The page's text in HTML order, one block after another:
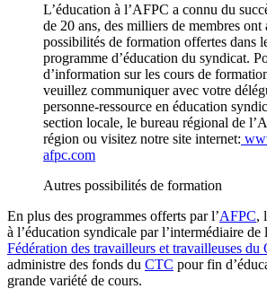
L’éducation à l’AFPC a connu du
de 20 ans, des milliers de membres ont
possibilités de formation offertes dans
programme d’éducation du syndicat.
d’information sur les cours de
veuillez communiquer avec votre
personne-ressource en éducation
section locale, le bureau régional de
région ou visitez notre site internet:
afpc.com
Autres possibilités de formation
En plus des programmes offerts par l’AFPC,
à l’éducation syndicale par l’intermédiaire de
Fédération des travailleurs et travailleuses du
administre des fonds du CTC pour fin
grande variété de cours.